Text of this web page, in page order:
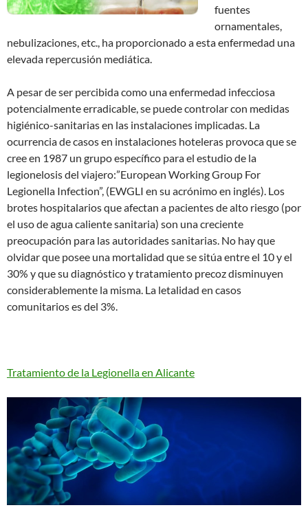
fuentes
ornamentales,
nebulizaciones, etc., ha proporcionado a esta enfermedad una
elevada repercusión mediática.
A pesar de ser percibida como una enfermedad infecciosa
potencialmente erradicable, se puede controlar con medidas
higiénico-sanitarias en las instalaciones implicadas. La
ocurrencia de casos en instalaciones hoteleras provoca que se
cree en 1987 un grupo específico para el estudio de la
legionelosis del viajero:”European Working Group For
Legionella Infection”, (EWGLI en su acrónimo en inglés). Los
brotes hospitalarios que afectan a pacientes de alto riesgo (por
el uso de agua caliente sanitaria) son una creciente
preocupación para las autoridades sanitarias. No hay que
olvidar que posee una mortalidad que se sitúa entre el 10 y el
30% y que su diagnóstico y tratamiento precoz disminuyen
considerablemente la misma. La letalidad en casos
comunitarios es del 3%.
Tratamiento de la Legionella en Alicante